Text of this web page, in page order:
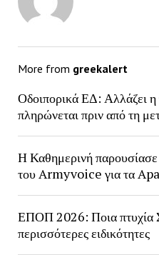
More from greekalert
Οδοιπορικά ΕΔ: Αλλάζει
πληρώνεται πριν από τη
Η Καθημερινή παρουσίασε
του Armyvoice για τα
ΕΠΟΠ 2026: Ποια πτυχία
περισσότερες ειδικότητες